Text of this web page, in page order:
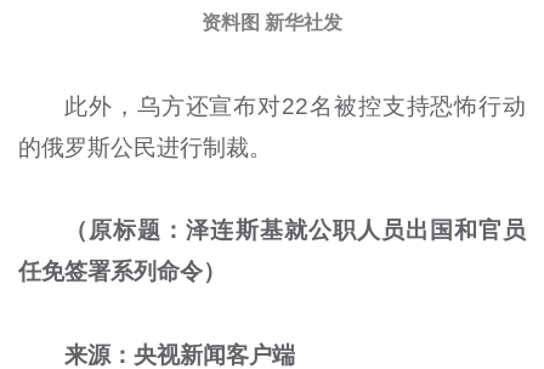
资料图 新华社发
此外，乌方还宣布对22名被控支持恐怖行动
的俄罗斯公民进行制裁。
（原标题：泽连斯基就公职人员出国和官员
任免签署系列命令）
来源：央视新闻客户端